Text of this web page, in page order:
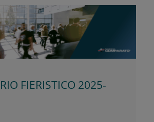
FIERISTICO 2025-